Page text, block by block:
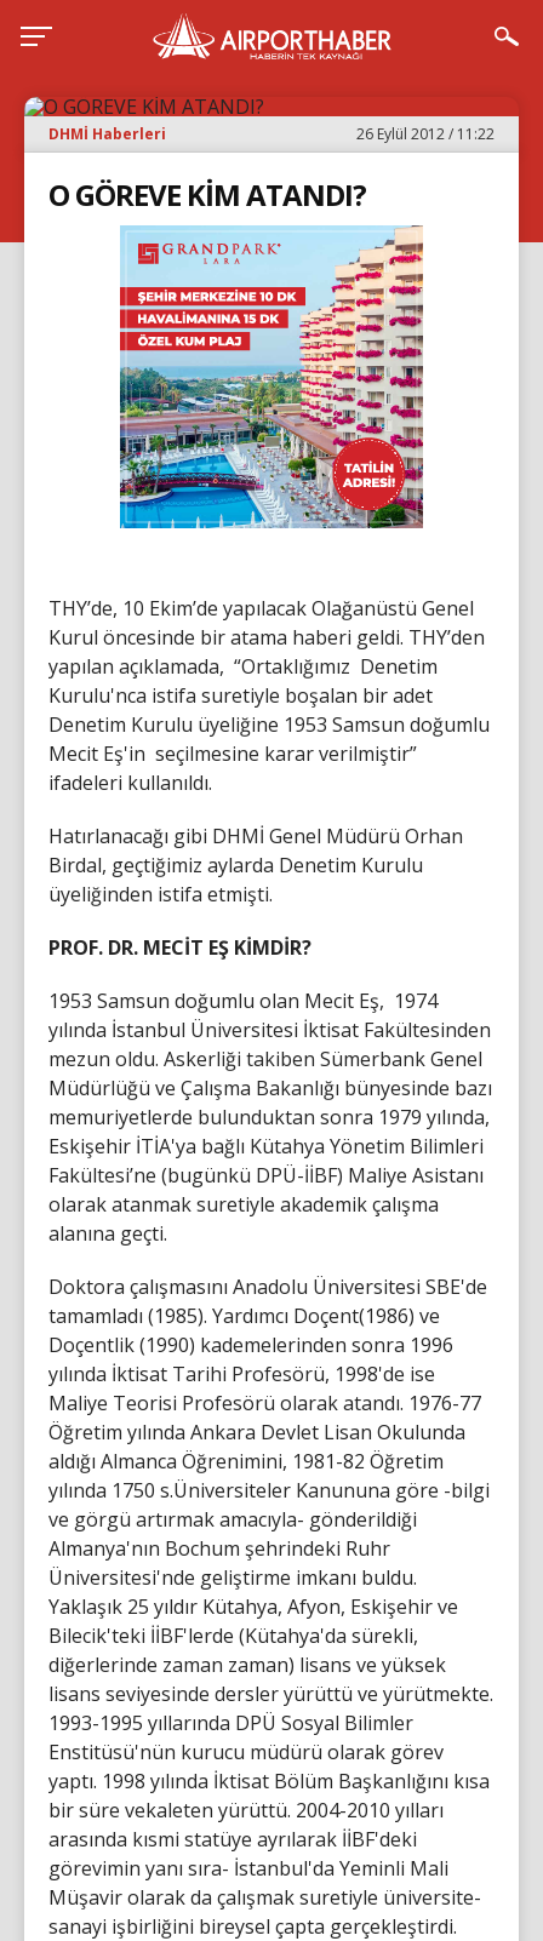
DHMİ Haberleri 26 Eylül 2012 / 11:22
O GÖREVE KİM ATANDI?
THY’de, 10 Ekim’de yapılacak Olağanüstü Genel
Kurul öncesinde bir atama haberi geldi. THY’den
yapılan açıklamada, “Ortaklığımız Denetim
Kurulu'nca istifa suretiyle boşalan bir adet
Denetim Kurulu üyeliğine 1953 Samsun doğumlu
Mecit Eş'in seçilmesine karar verilmiştir”
ifadeleri kullanıldı.
Hatırlanacağı gibi DHMİ Genel Müdürü Orhan
Birdal, geçtiğimiz aylarda Denetim Kurulu
üyeliğinden istifa etmişti.
PROF. DR. MECİT EŞ KİMDİR?
1953 Samsun doğumlu olan Mecit Eş, 1974
yılında İstanbul Üniversitesi İktisat Fakültesinden
mezun oldu. Askerliği takiben Sümerbank Genel
Müdürlüğü ve Çalışma Bakanlığı bünyesinde bazı
memuriyetlerde bulunduktan sonra 1979 yılında,
Eskişehir İTİA'ya bağlı Kütahya Yönetim Bilimleri
Fakültesi’ne (bugünkü DPÜ-İİBF) Maliye Asistanı
olarak atanmak suretiyle akademik çalışma
alanına geçti.
Doktora çalışmasını Anadolu Üniversitesi SBE'de
tamamladı (1985). Yardımcı Doçent(1986) ve
Doçentlik (1990) kademelerinden sonra 1996
yılında İktisat Tarihi Profesörü, 1998'de ise
Maliye Teorisi Profesörü olarak atandı. 1976-77
Öğretim yılında Ankara Devlet Lisan Okulunda
aldığı Almanca Öğrenimini, 1981-82 Öğretim
yılında 1750 s.Üniversiteler Kanununa göre -bilgi
ve görgü artırmak amacıyla- gönderildiği
Almanya'nın Bochum şehrindeki Ruhr
Üniversitesi'nde geliştirme imkanı buldu.
Yaklaşık 25 yıldır Kütahya, Afyon, Eskişehir ve
Bilecik'teki İİBF'lerde (Kütahya'da sürekli,
diğerlerinde zaman zaman) lisans ve yüksek
lisans seviyesinde dersler yürüttü ve yürütmekte.
1993-1995 yıllarında DPÜ Sosyal Bilimler
Enstitüsü'nün kurucu müdürü olarak görev
yaptı. 1998 yılında İktisat Bölüm Başkanlığını kısa
bir süre vekaleten yürüttü. 2004-2010 yılları
arasında kısmi statüye ayrılarak İİBF'deki
görevimin yanı sıra- İstanbul'da Yeminli Mali
Müşavir olarak da çalışmak suretiyle üniversite-
sanayi işbirliğini bireysel çapta gerçekleştirdi.